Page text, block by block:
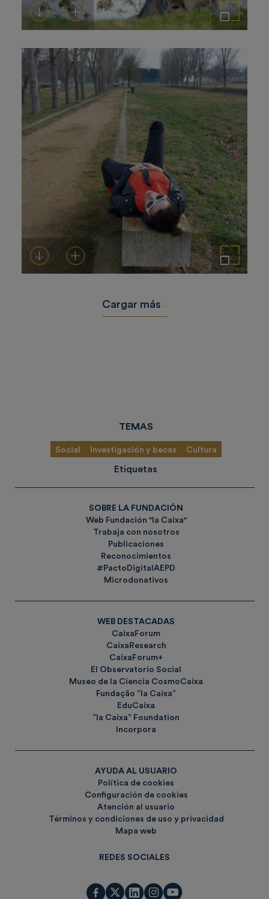
DescargarAñadir al carrito Ampliar imagen
DescargarAñadir al carrito Ampliar imagen
Cargar más
TEMAS
Social Investigación y becas Cultura
Etiquetas
SOBRE LA FUNDACIÓN
Web Fundación "la Caixa"
Trabaja con nosotros
Publicaciones
Reconocimientos
#PactoDigitalAEPD
Microdonativos
WEB DESTACADAS
CaixaForum
CaixaResearch
CaixaForum+
El Observatorio Social
Museo de la Ciencia CosmoCaixa
Fundação ”la Caixa”
EduCaixa
”la Caixa” Foundation
Incorpora
AYUDA AL USUARIO
Política de cookies
Configuración de cookies
Atención al usuario
Términos y condiciones de uso y privacidad
Mapa web
REDES SOCIALES